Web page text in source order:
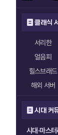
클래식
서리한
얼음피
힐스브래드
해외 서버
시대 커
시대·마스